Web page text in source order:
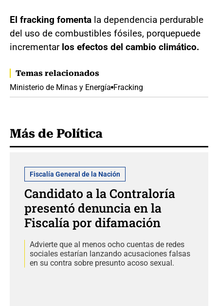
El fracking fomenta la dependencia perdurable
del uso de combustibles fósiles, porquepuede
incrementarlos efectos del cambio climático.
Temas relacionados
Ministerio de Minas y Energía Fracking
Más de Política
Fiscalía General de la Nación
Candidato a la Contraloría
presentó denuncia en la
Fiscalía por difamación
Advierte que al menos ocho cuentas de redes
sociales estarían lanzando acusaciones falsas
en su contra sobre presunto acoso sexual.